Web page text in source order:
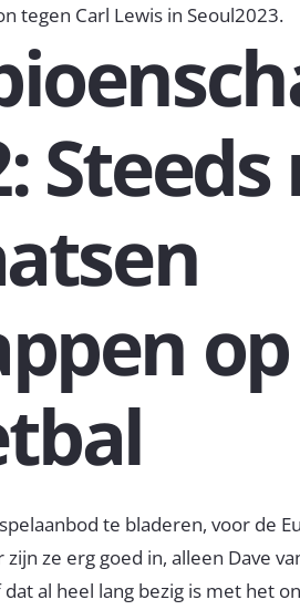
tegen Carl Lewis in Seoul2023.
op
te bladeren, voor de
ze erg goed in, alleen Dave
al heel lang bezig is met het